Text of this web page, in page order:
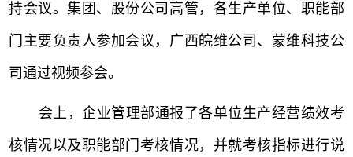
持会议。集团、股份公司高管，各生产单位、职能部
门主要负责人参加会议，广西皖维公司、蒙维科技公
司通过视频参会。
会上，企业管理部通报了各单位生产经营绩效考
核情况以及职能部门考核情况，并就考核指标进行说